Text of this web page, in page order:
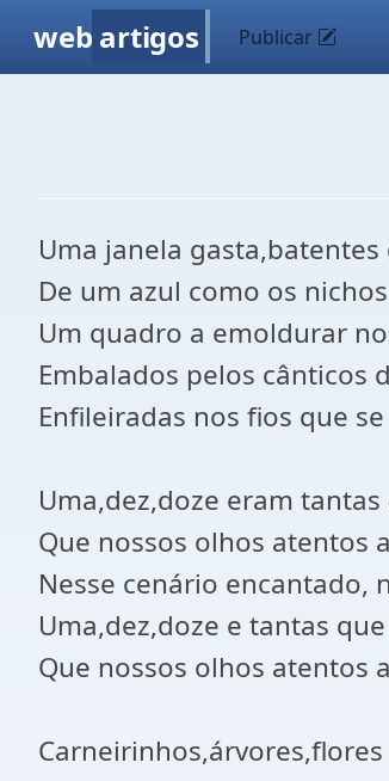
web artigos Publicar
Uma janela
De um azul como os
Um quadro a emoldurar
Embalados pelos cânticos
Enfileiradas nos fios que
Uma,dez,doze eram
Que nossos olhos atentos
Nesse cenário encantado,
Uma,dez,doze e tantas
Que nossos olhos atentos